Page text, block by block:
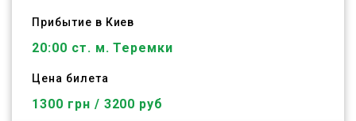
Прибытие в Киев
20:00 ст. м. Теремки
Цена билета
1300 грн / 3200 руб